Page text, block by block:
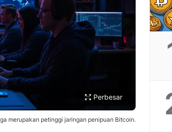
Perbesar
merupakan petinggi jaringan penipuan Bitcoin.